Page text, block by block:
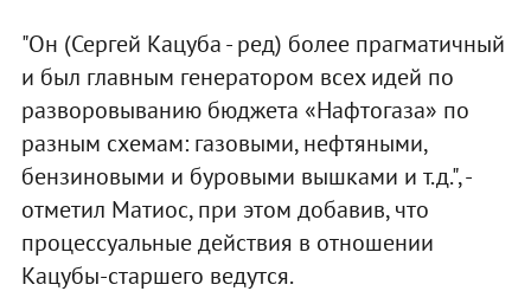
"Он (Сергей Кацуба - ред) более прагматичный
и был главным генератором всех идей по
разворовыванию бюджета «Нафтогаза» по
разным схемам: газовыми, нефтяными,
бензиновыми и буровыми вышками и т.д.", -
отметил Матиос, при этом добавив, что
процессуальные действия в отношении
Кацубы-старшего ведутся.